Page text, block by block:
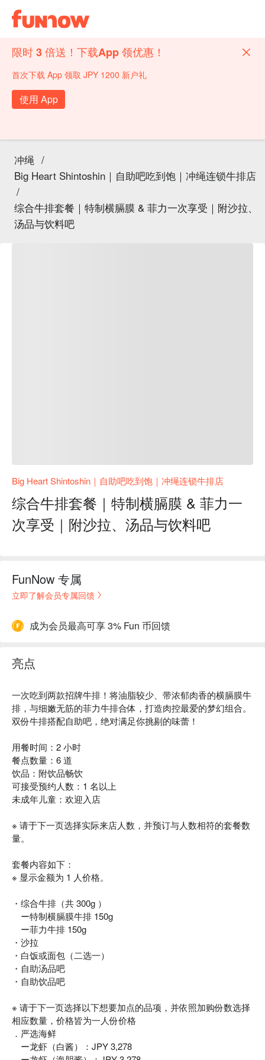
限时 3 倍送！下载App 领优惠！
首次下载 App 领取 JPY 1200 新户礼
使用 App
冲绳 /
Big Heart Shintoshin｜自助吧吃到饱｜冲绳连锁牛排店
/
综合牛排套餐｜特制横膈膜 & 菲力一次享受｜附沙拉、
汤品与饮料吧
Big Heart Shintoshin｜自助吧吃到饱｜冲绳连锁牛排店
综合牛排套餐｜特制横膈膜 & 菲力一
次享受｜附沙拉、汤品与饮料吧
FunNow 专属
立即了解会员专属回馈
成为会员最高可享 3% Fun 币回馈
亮点
一次吃到两款招牌牛排！将油脂较少、带浓郁肉香的横膈膜牛
排，与细嫩无筋的菲力牛排合体，打造肉控最爱的梦幻组合。
双份牛排搭配自助吧，绝对满足你挑剔的味蕾！
用餐时间：2 小时
餐点数量：6 道
饮品：附饮品畅饮
可接受预约人数：1 名以上
未成年儿童：欢迎入店
※ 请于下一页选择实际来店人数，并预订与人数相符的套餐数
量。
套餐内容如下：
※ 显示金额为 1 人价格。
・综合牛排（共 300g ）
ー特制横膈膜牛排 150g
ー菲力牛排 150g
・沙拉
・白饭或面包（二选一）
・自助汤品吧
・自助饮品吧
※ 请于下一页选择以下想要加点的品项，并依照加购份数选择
相应数量，价格皆为一人份价格
．严选海鲜
ー龙虾（白酱）：JPY 3,278